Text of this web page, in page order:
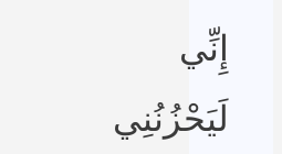
إِنِّي
لَيَحْزُنُنِي